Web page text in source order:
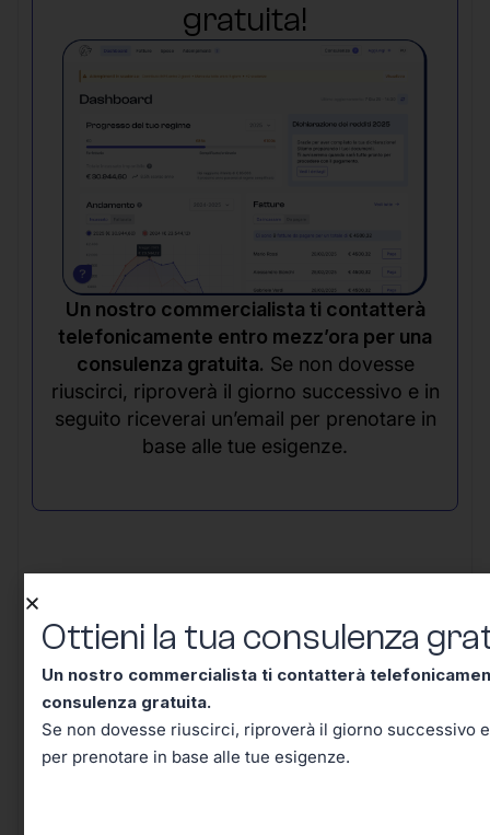
gratuita!
Un nostro commercialista ti contatterà
telefonicamente entro mezz’ora per una
consulenza gratuita. Se non dovesse
riuscirci, riproverà il giorno successivo e in
seguito riceverai un’email per prenotare in
base alle tue esigenze.
Conclusione – Tutto Quello
Che Dovevi Sapere Sul Codice
Tributo 6958, Adesso lo Sai!
Ottieni la tua consulenza
Un nostro commercialista ti contatterà
consulenza gratuita.
Se non dovesse riuscirci, riproverà il giorno successivo
per prenotare in base alle tue esigenze.